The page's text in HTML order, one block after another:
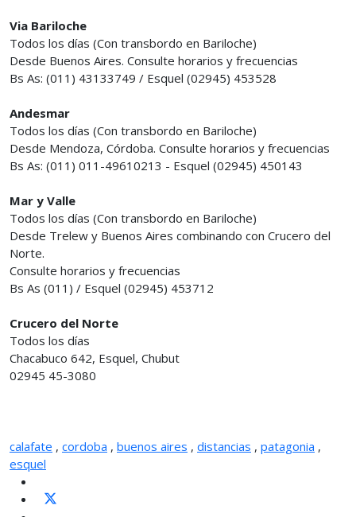
Via Bariloche
Todos los días (Con transbordo en Bariloche)
Desde Buenos Aires. Consulte horarios y frecuencias
Bs As: (011) 43133749 / Esquel (02945) 453528
Andesmar
Todos los días (Con transbordo en Bariloche)
Desde Mendoza, Córdoba. Consulte horarios y frecuencias
Bs As: (011) 011-49610213 - Esquel (02945) 450143
Mar y Valle
Todos los días (Con transbordo en Bariloche)
Desde Trelew y Buenos Aires combinando con Crucero del
Norte.
Consulte horarios y frecuencias
Bs As (011) / Esquel (02945) 453712
Crucero del Norte
Todos los días
Chacabuco 642, Esquel, Chubut
02945 45-3080
calafate , cordoba , buenos aires , distancias , patagonia ,
esquel